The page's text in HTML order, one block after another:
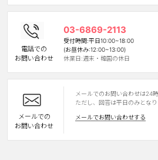
カスタマーサービス
ショッピングガイド
INSTAGRAM TWITTER LINE
電話での
お問い合わせ
03-6869-2113
受付時間:平日10:00~18:00
(お昼休み:12:00~13:00)
休業日:週末・韓国の休日
メールでの
お問い合わせ
メールでのお問い合わせは24
ただし、回答は平日のみとな
メールでお問い合わせする